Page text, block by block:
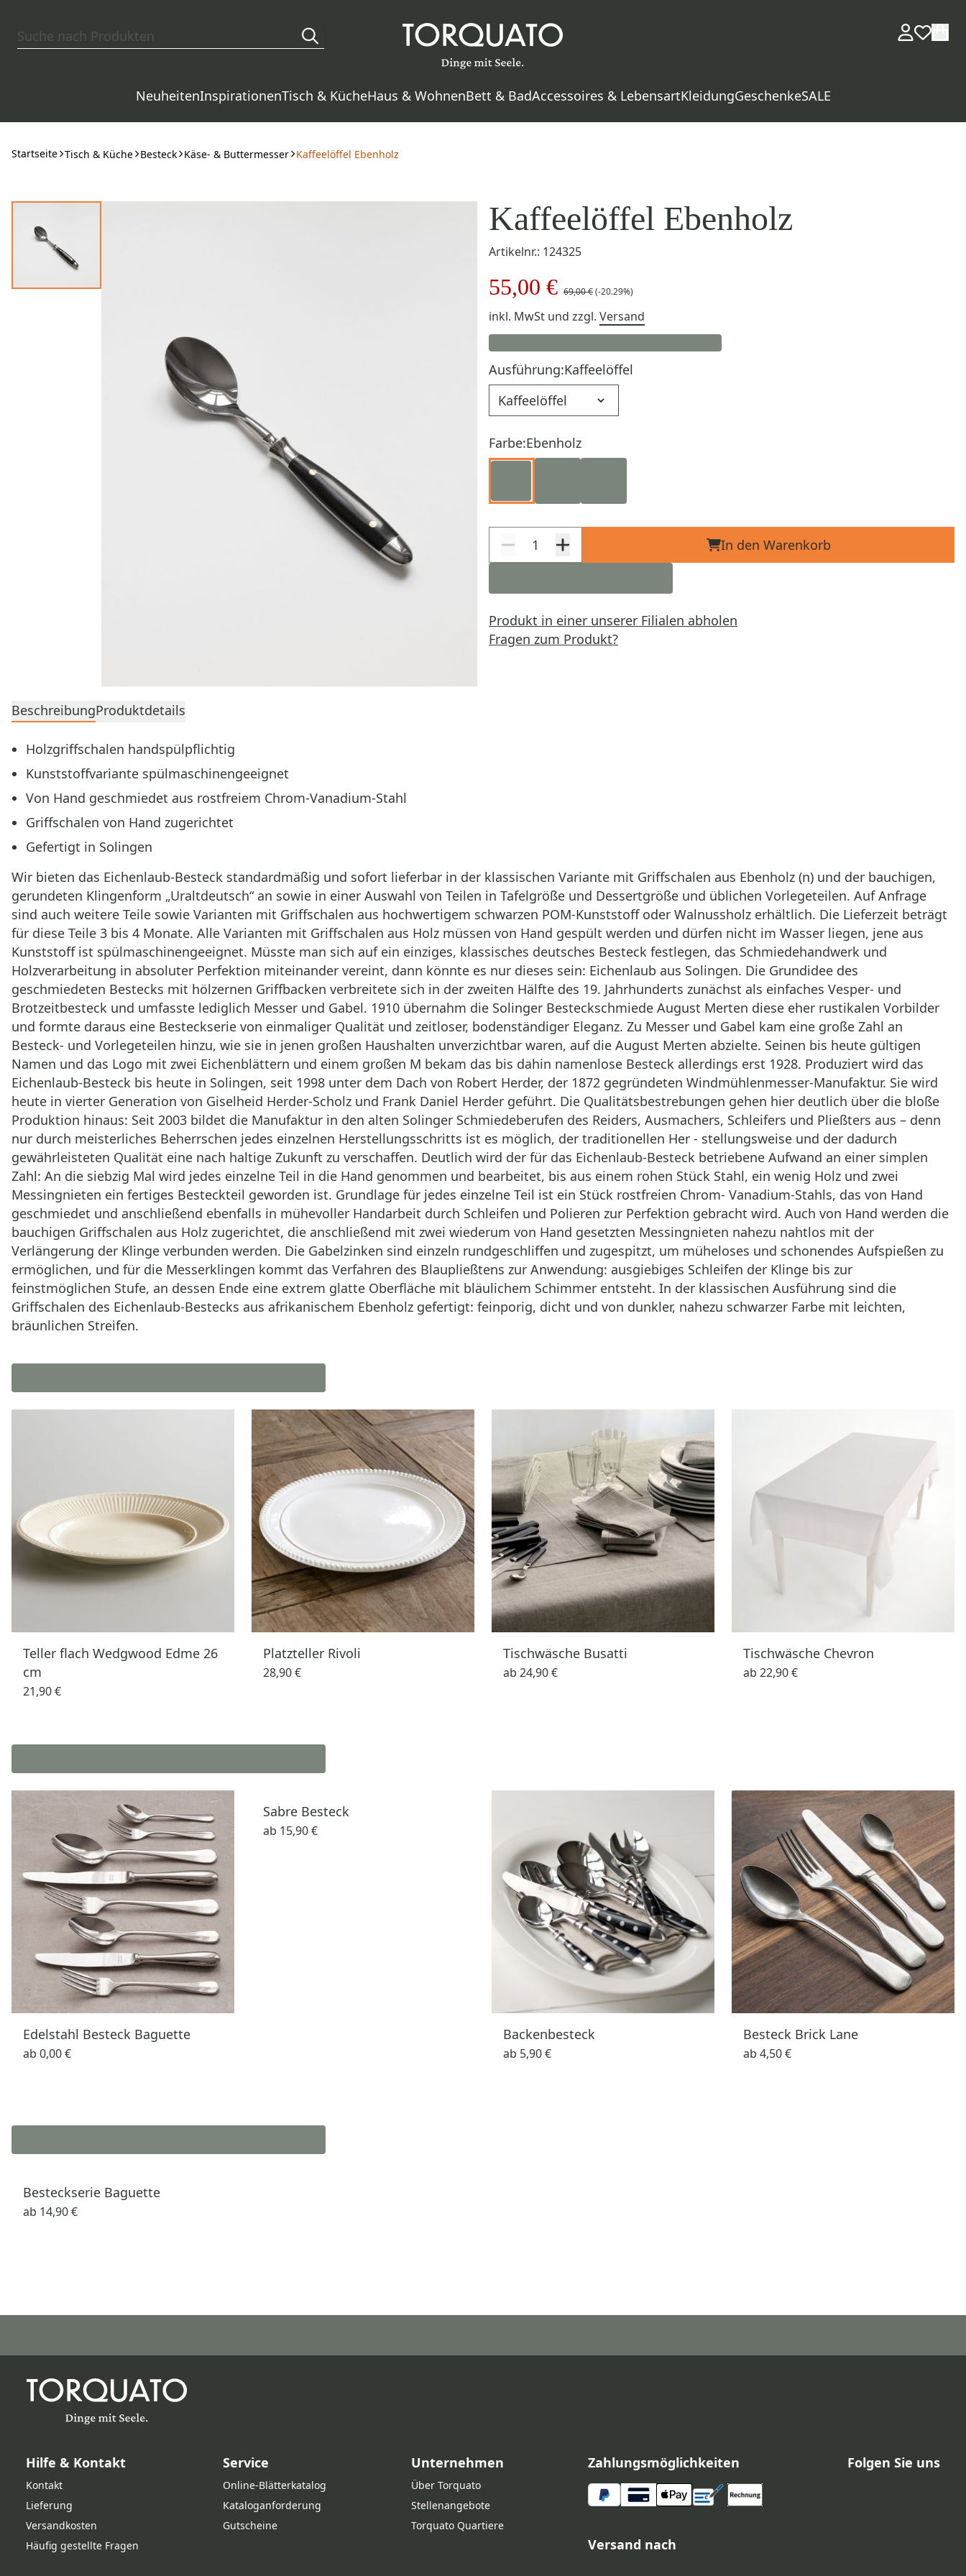
NeuheitenInspirationenTisch & KücheHaus & WohnenBett & BadAccessoires & LebensartKleidungGeschenkeSALE
Startseite Tisch & Küche Besteck Käse- & Buttermesser Kaffeelöffel Ebenholz
Kaffeelöffel Ebenholz
Artikelnr.: 124325
55,00 € 69,00 €(-20.29%)
inkl. MwSt und zzgl. Versand
Ausführung:Kaffeelöffel
Farbe:Ebenholz
In den Warenkorb
Produkt in einer unserer Filialen abholen
Fragen zum Produkt?
BeschreibungProduktdetails
Holzgriffschalen handspülpflichtig
Kunststoffvariante spülmaschinengeeignet
Von Hand geschmiedet aus rostfreiem Chrom‑Vanadium‑Stahl
Griffschalen von Hand zugerichtet
Gefertigt in Solingen
Wir bieten das Eichenlaub-Besteck standardmäßig und sofort lieferbar in der klassischen Variante mit Griffschalen aus Ebenholz (n) und der bauchigen,
gerundeten Klingenform „Uraltdeutsch“ an sowie in einer Auswahl von Teilen in Tafelgröße und Dessertgröße und üblichen Vorlegeteilen. Auf Anfrage
sind auch weitere Teile sowie Varianten mit Griffschalen aus hochwertigem schwarzen POM-Kunststoff oder Walnussholz erhältlich. Die Lieferzeit beträgt
für diese Teile 3 bis 4 Monate. Alle Varianten mit Griffschalen aus Holz müssen von Hand gespült werden und dürfen nicht im Wasser liegen, jene aus
Kunststoff ist spülmaschinengeeignet. Müsste man sich auf ein einziges, klassisches deutsches Besteck festlegen, das Schmiedehandwerk und
Holzverarbeitung in absoluter Perfektion miteinander vereint, dann könnte es nur dieses sein: Eichenlaub aus Solingen. Die Grundidee des
geschmiedeten Bestecks mit hölzernen Griffbacken verbreitete sich in der zweiten Hälfte des 19. Jahrhunderts zunächst als einfaches Vesper- und
Brotzeitbesteck und umfasste lediglich Messer und Gabel. 1910 übernahm die Solinger Besteckschmiede August Merten diese eher rustikalen Vorbilder
und formte daraus eine Besteckserie von einmaliger Qualität und zeitloser, bodenständiger Eleganz. Zu Messer und Gabel kam eine große Zahl an
Besteck- und Vorlegeteilen hinzu, wie sie in jenen großen Haushalten unverzichtbar waren, auf die August Merten abzielte. Seinen bis heute gültigen
Namen und das Logo mit zwei Eichenblättern und einem großen M bekam das bis dahin namenlose Besteck allerdings erst 1928. Produziert wird das
Eichenlaub-Besteck bis heute in Solingen, seit 1998 unter dem Dach von Robert Herder, der 1872 gegründeten Windmühlenmesser-Manufaktur. Sie wird
heute in vierter Generation von Giselheid Herder-Scholz und Frank Daniel Herder geführt. Die Qualitätsbestrebungen gehen hier deutlich über die bloße
Produktion hinaus: Seit 2003 bildet die Manufaktur in den alten Solinger Schmiedeberufen des Reiders, Ausmachers, Schleifers und Pließters aus – denn
nur durch meisterliches Beherrschen jedes einzelnen Herstellungsschritts ist es möglich, der traditionellen Her - stellungsweise und der dadurch
gewährleisteten Qualität eine nach haltige Zukunft zu verschaffen. Deutlich wird der für das Eichenlaub-Besteck betriebene Aufwand an einer simplen
Zahl: An die siebzig Mal wird jedes einzelne Teil in die Hand genommen und bearbeitet, bis aus einem rohen Stück Stahl, ein wenig Holz und zwei
Messingnieten ein fertiges Besteckteil geworden ist. Grundlage für jedes einzelne Teil ist ein Stück rostfreien Chrom- Vanadium-Stahls, das von Hand
geschmiedet und anschließend ebenfalls in mühevoller Handarbeit durch Schleifen und Polieren zur Perfektion gebracht wird. Auch von Hand werden die
bauchigen Griffschalen aus Holz zugerichtet, die anschließend mit zwei wiederum von Hand gesetzten Messingnieten nahezu nahtlos mit der
Verlängerung der Klinge verbunden werden. Die Gabelzinken sind einzeln rundgeschliffen und zugespitzt, um müheloses und schonendes Aufspießen zu
ermöglichen, und für die Messerklingen kommt das Verfahren des Blaupließtens zur Anwendung: ausgiebiges Schleifen der Klinge bis zur
feinstmöglichen Stufe, an dessen Ende eine extrem glatte Oberfläche mit bläulichem Schimmer entsteht. In der klassischen Ausführung sind die
Griffschalen des Eichenlaub-Bestecks aus afrikanischem Ebenholz gefertigt: feinporig, dicht und von dunkler, nahezu schwarzer Farbe mit leichten,
bräunlichen Streifen.
Teller flach Wedgwood Edme 26
cm
21,90 €
Platzteller Rivoli
28,90 €
Tischwäsche Busatti
ab 24,90 €
Tischwäsche Chevron
ab 22,90 €
Edelstahl Besteck Baguette
ab 0,00 €
Sabre Besteck
ab 15,90 €
Backenbesteck
ab 5,90 €
Besteck Brick Lane
ab 4,50 €
Besteckserie Baguette
ab 14,90 €
Hilfe & Kontakt
Kontakt
Lieferung
Versandkosten
Häufig gestellte Fragen
Service
Online‑Blätterkatalog
Kataloganforderung
Gutscheine
Unternehmen
Über Torquato
Stellenangebote
Torquato Quartiere
Zahlungsmöglichkeiten
Versand nach
Folgen Sie uns